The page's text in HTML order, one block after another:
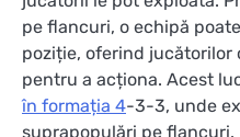
pe flancuri, o echipă
poziție, oferind
pentru a acționa. Acest
în formația 4-3-3, unde
suprapopulări pe flancuri.